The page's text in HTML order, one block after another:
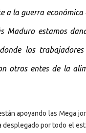
a la guerra
Maduro estamos
los
otros entes de la
apoyando las Mega
por todo el